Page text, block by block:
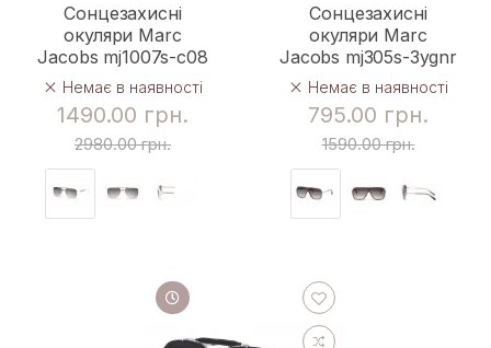
Сонцезахисні
окуляри Marc
Jacobs mj1007s-c08
Немає в наявності
1490.00 грн.
2980.00 грн.
Сонцезахисні
окуляри Marc
Jacobs mj305s-3ygnr
Немає в наявності
795.00 грн.
1590.00 грн.